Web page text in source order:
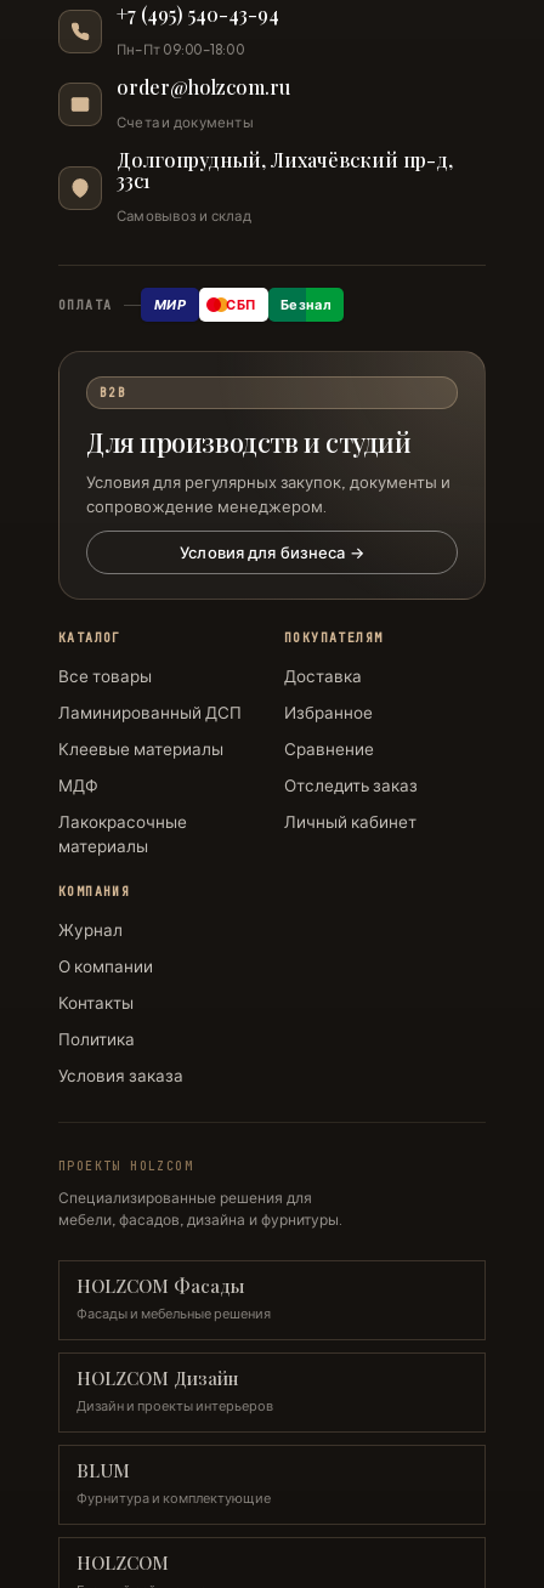
+7 (495) 540-43-94
Пн–Пт 09:00–18:00
order@holzcom.ru
Счета и документы
Долгопрудный, Лихачёвский пр-д,
33с1
Самовывоз и склад
ОПЛАТА МИР СБП Безнал
B2B
Для производств и студий
Условия для регулярных закупок, документы и
сопровождение менеджером.
Условия для бизнеса →
КАТАЛОГ
Все товары
Ламинированный ДСП
Клеевые материалы
МДФ
Лакокрасочные
материалы
ПОКУПАТЕЛЯМ
Доставка
Избранное
Сравнение
Отследить заказ
Личный кабинет
КОМПАНИЯ
Журнал
О компании
Контакты
Политика
Условия заказа
ПРОЕКТЫ HOLZCOM
Специализированные решения для
мебели, фасадов, дизайна и фурнитуры.
HOLZCOM Фасады
Фасады и мебельные решения
HOLZCOM Дизайн
Дизайн и проекты интерьеров
BLUM
Фурнитура и комплектующие
HOLZCOM